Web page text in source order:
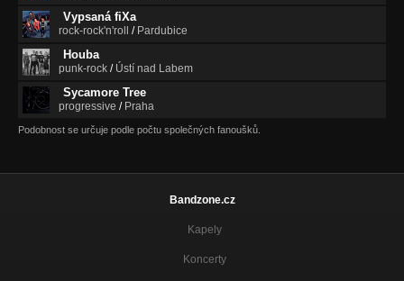
Vypsaná fiXa
rock-rock'n'roll / Pardubice
Houba
punk-rock / Ústí nad Labem
Sycamore Tree
progressive / Praha
Podobnost se určuje podle počtu společných fanoušků.
Bandzone.cz
Kapely
Koncerty